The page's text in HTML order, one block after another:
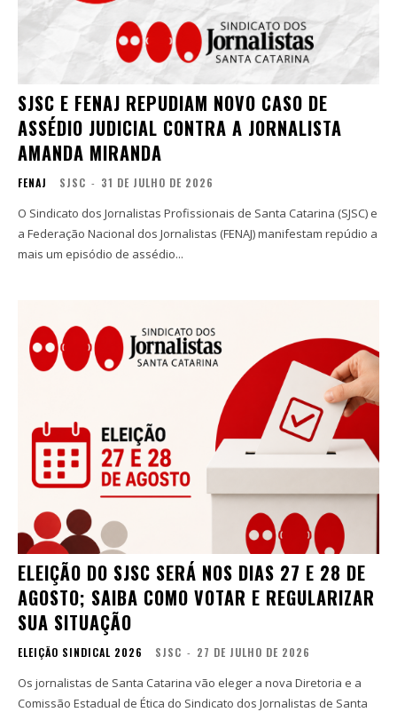
SJSC E FENAJ REPUDIAM NOVO CASO DE
ASSÉDIO JUDICIAL CONTRA A JORNALISTA
AMANDA MIRANDA
FENAJ SJSC - 31 DE JULHO DE 2026
O Sindicato dos Jornalistas Profissionais de Santa Catarina (SJSC) e
a Federação Nacional dos Jornalistas (FENAJ) manifestam repúdio a
mais um episódio de assédio...
ELEIÇÃO DO SJSC SERÁ NOS DIAS 27 E 28 DE
AGOSTO; SAIBA COMO VOTAR E REGULARIZAR
SUA SITUAÇÃO
ELEIÇÃO SINDICAL 2026 SJSC - 27 DE JULHO DE 2026
Os jornalistas de Santa Catarina vão eleger a nova Diretoria e a
Comissão Estadual de Ética do Sindicato dos Jornalistas de Santa